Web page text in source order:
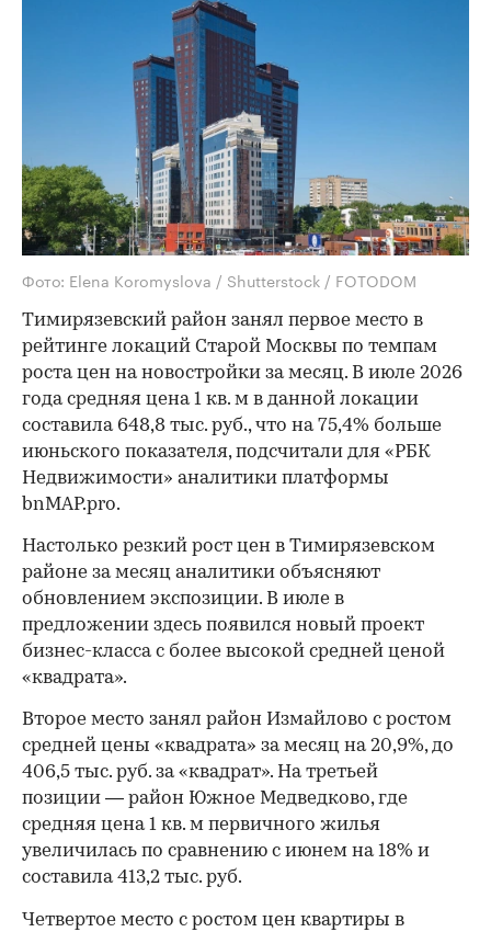
Фото: Elena Koromyslova / Shutterstock / FOTODOM
Тимирязевский район занял первое место в
рейтинге локаций Старой Москвы по темпам
роста цен на новостройки за месяц. В июле 2026
года средняя цена 1 кв. м в данной локации
составила 648,8 тыс. руб., что на 75,4% больше
июньского показателя, подсчитали для «РБК
Недвижимости» аналитики платформы
bnMAP.pro.
Настолько резкий рост цен в Тимирязевском
районе за месяц аналитики объясняют
обновлением экспозиции. В июле в
предложении здесь появился новый проект
бизнес-класса с более высокой средней ценой
«квадрата».
Второе место занял район Измайлово с ростом
средней цены «квадрата» за месяц на 20,9%, до
406,5 тыс. руб. за «квадрат». На третьей
позиции — район Южное Медведково, где
средняя цена 1 кв. м первичного жилья
увеличилась по сравнению с июнем на 18% и
составила 413,2 тыс. руб.
Четвертое место с ростом цен квартиры в